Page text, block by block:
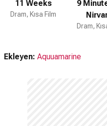
11 Weeks
Dram, Kısa Film
9
Dram,
Ekleyen: Aquuamarine